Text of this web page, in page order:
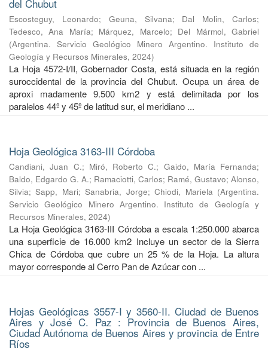
del Chubut
Escosteguy, Leonardo; Geuna, Silvana; Dal Molin, Carlos;
Tedesco, Ana María; Márquez, Marcelo; Del Mármol, Gabriel
(Argentina. Servicio Geológico Minero Argentino. Instituto de
Geología y Recursos Minerales, 2024)
La Hoja 4572-I/II, Gobernador Costa, está situada en la región
suroccidental de la provincia del Chubut. Ocupa un área de
aproxi madamente 9.500 km2 y está delimitada por los
paralelos 44º y 45º de latitud sur, el meridiano ...
Hoja Geológica 3163-III Córdoba
Candiani, Juan C.; Miró, Roberto C.; Gaido, María Fernanda;
Baldo, Edgardo G. A.; Ramaciotti, Carlos; Ramé, Gustavo; Alonso,
Silvia;Sapp, Mari;Sanabria, Jorge;Chiodi, Mariela (Argentina.
Servicio Geológico Minero Argentino. Instituto de Geología y
Recursos Minerales, 2024)
La Hoja Geológica 3163-III Córdoba a escala 1:250.000 abarca
una superficie de 16.000 km2 Incluye un sector de la Sierra
Chica de Córdoba que cubre un 25 % de la Hoja. La altura
mayor corresponde al Cerro Pan de Azúcar con ...
Hojas Geológicas 3557-I y 3560-II. Ciudad de Buenos
Aires y José C. Paz : Provincia de Buenos Aires,
Ciudad Autónoma de Buenos Aires y provincia de Entre
Ríos